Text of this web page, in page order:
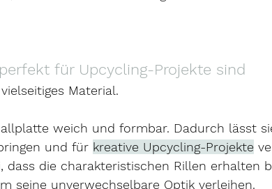
für Upcycling-Projekte sind
Material.
weich und formbar. Dadurch lässt
und für kreative Upcycling-Projekte
dass die charakteristischen Rillen erhalten
seine unverwechselbare Optik verleihen.